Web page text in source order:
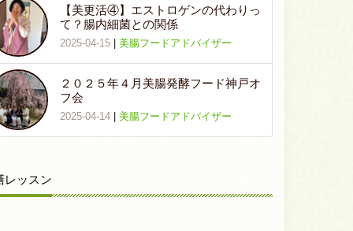
【美更活④】エストロゲンの代わりっ
て？腸内細菌との関係
2025-04-15 |美腸フードアドバイザー
２０２５年４月美腸発酵フード神戸オ
フ会
2025-04-14 |美腸フードアドバイザー
レッスン